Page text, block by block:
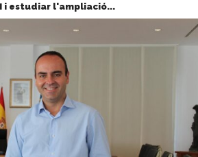
i estudiar l'ampliació...